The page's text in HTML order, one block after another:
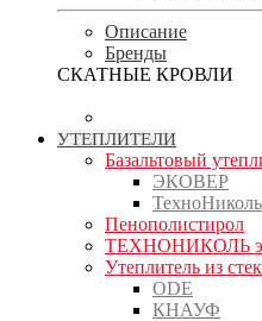
Описание
Бренды
СКАТНЫЕ КРОВЛИ
УТЕПЛИТЕЛИ
Базальтовый
ЭКОВЕР
ТехноНиколь
Пенополистирол
ТЕХНОНИКОЛЬ
Утеплитель из
ODE
КНАУФ